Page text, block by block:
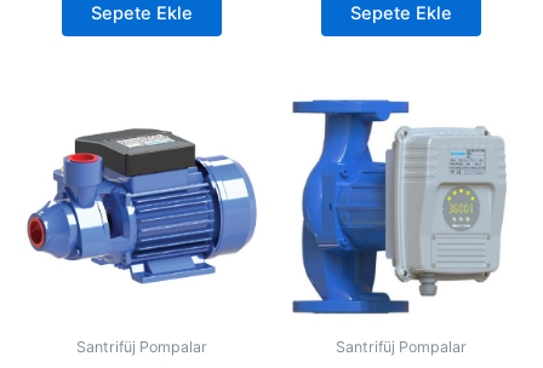
Sepete Ekle Sepete Ekle
Santrifüj Pompalar Santrifüj Pompalar